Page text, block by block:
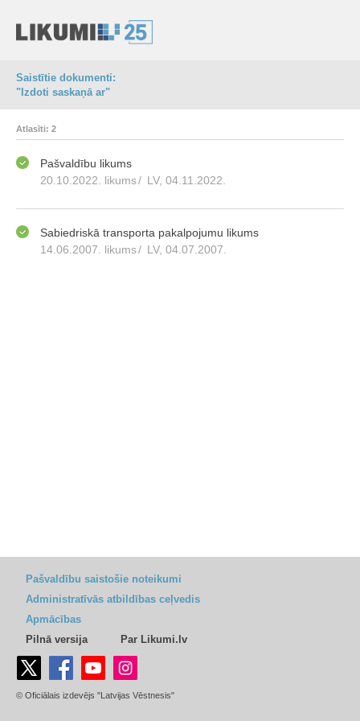
Saistītie dokumenti:
"Izdoti saskaņā ar"
Atlasīti: 2
Pašvaldību likums
20.10.2022. likums/ LV, 04.11.2022.
Sabiedriskā transporta pakalpojumu likums
14.06.2007. likums/ LV, 04.07.2007.
Pašvaldību saistošie noteikumi
Administratīvās atbildības ceļvedis
Apmācības
Pilnā versija
Par Likumi.lv
© Oficiālais izdevējs "Latvijas Vēstnesis"